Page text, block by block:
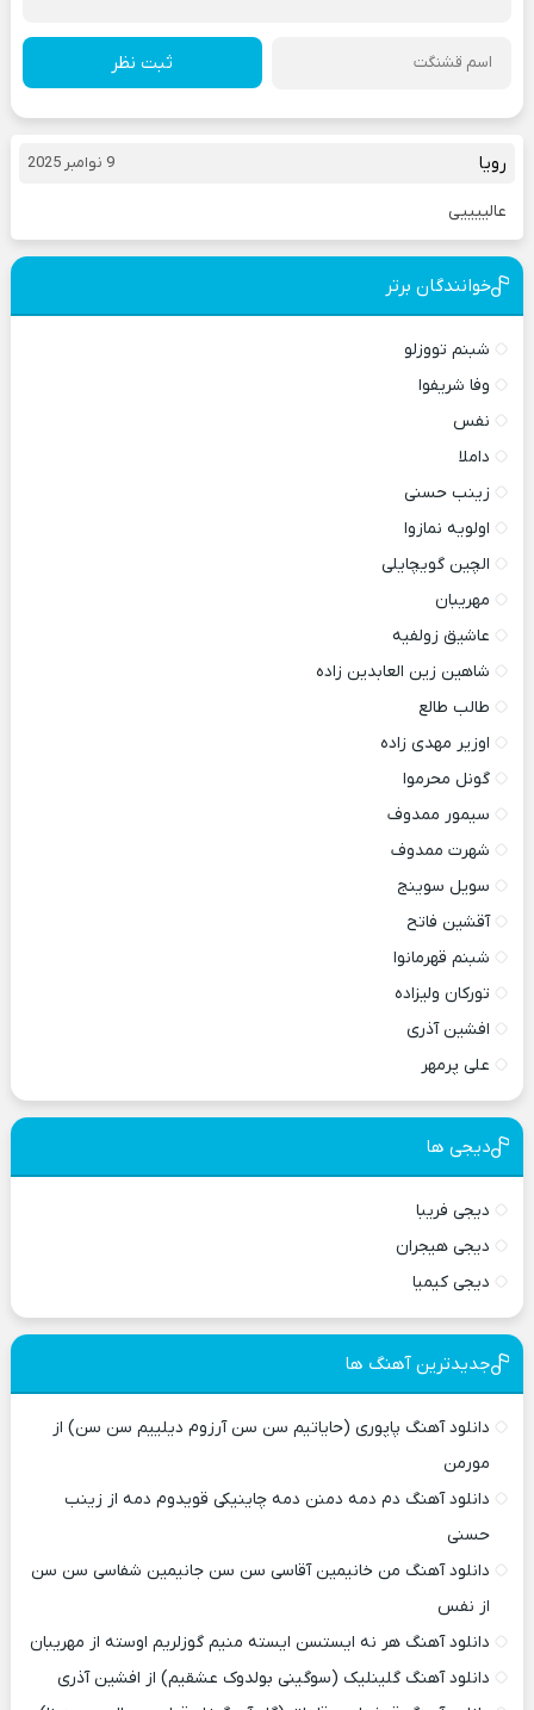
ثبت نظر
رویا 9 نوامبر 2025
عالییییی
خوانندگان برتر
شبنم تووزلو
وفا شریفوا
نفس
داملا
زینب حسنی
اولویه نمازوا
الچین گویچایلی
مهریبان
عاشیق زولفیه
شاهین زین العابدین زاده
طالب طالع
اوزیر مهدی زاده
گونل محرموا
سیمور ممدوف
شهرت ممدوف
سویل سوینج
آقشین فاتح
شبنم قهرمانوا
تورکان ولیزاده
افشین آذری
علی پرمهر
دیجی ها
دیجی فریبا
دیجی هیجران
دیجی کیمیا
جدیدترین آهنگ ها
دانلود آهنگ پاپوری (حایاتیم سن سن آرزوم دیلییم سن سن) از
مورمن
دانلود آهنگ دم دمه دمنن دمه چاینیکی قویدوم دمه از زینب
حسنی
دانلود آهنگ من خانیمین آقاسی سن سن جانیمین شفاسی سن سن
از نفس
دانلود آهنگ هر نه ایستسن ایسته منیم گوزلریم اوسته از مهریبان
دانلود آهنگ گلینلیک (سوگینی بولدوک عشقیم) از افشین آذری